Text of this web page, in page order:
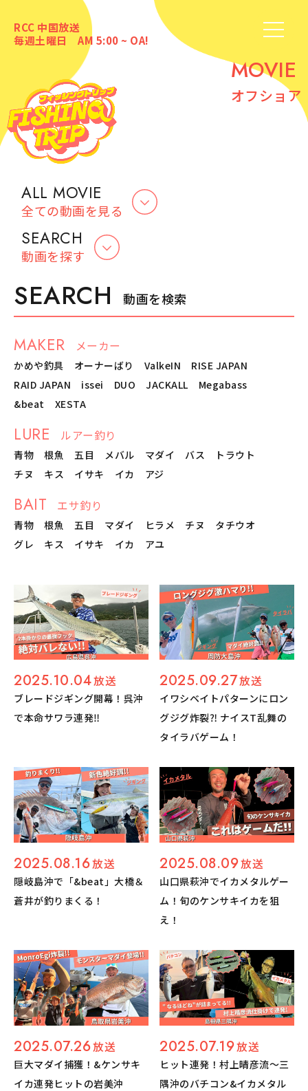
RCC 中国放送
毎週土曜日 AM 5:00 ~ OA!
MOVIE
オフショア
ALL MOVIE
全ての動画を見る
SEARCH
動画を探す
SEARCH 動画を検索
MAKER メーカー
かめや釣具 オーナーばり ValkeIN
RISE JAPAN
RAID JAPAN
issei DUO JACKALL
Megabass
&beat
XESTA
LURE ルアー釣り
青物 根魚 五目 メバル マダイ バス
トラウト
チヌ
キス イサキ イカ アジ
BAIT エサ釣り
青物 根魚 五目 マダイ ヒラメ チヌ
タチウオ
グレ
キス イサキ イカ アユ
2025.10.04放送
ブレードジギング開幕！呉沖
で本命サワラ連発‼︎
2025.09.27放送
イワシベイトパターンにロン
グジグ炸裂⁈ ナイスT乱舞の
タイラバゲーム！
2025.08.16放送
隠岐島沖で「&beat」大橋＆
蒼井が釣りまくる！
2025.08.09放送
山口県萩沖でイカメタルゲー
ム！旬のケンサキイカを狙
え！
2025.07.26放送
巨大マダイ捕獲！&ケンサキ
イカ連発ヒットの岩美沖
2025.07.19放送
ヒット連発！村上晴彦流～三
隅沖のバチコン&イカメタル